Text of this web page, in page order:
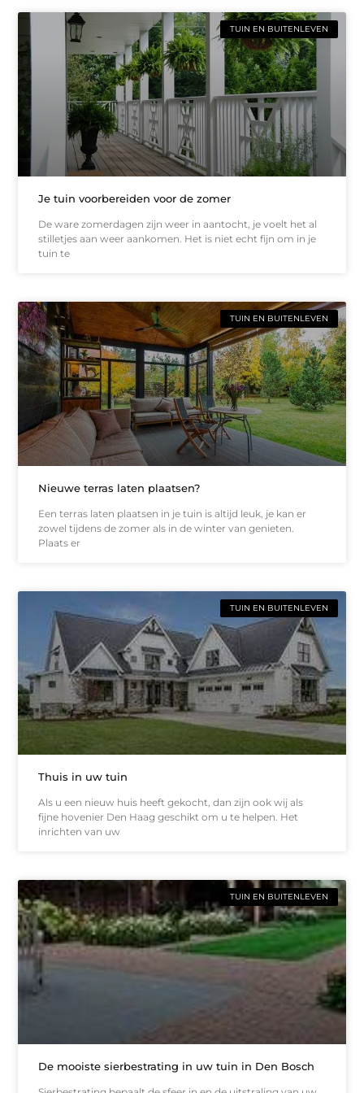
TUIN EN BUITENLEVEN
Je tuin voorbereiden voor de zomer
De ware zomerdagen zijn weer in aantocht, je voelt het al
stilletjes aan weer aankomen. Het is niet echt fijn om in je
tuin te
TUIN EN BUITENLEVEN
Nieuwe terras laten plaatsen?
Een terras laten plaatsen in je tuin is altijd leuk, je kan er
zowel tijdens de zomer als in de winter van genieten.
Plaats er
TUIN EN BUITENLEVEN
Thuis in uw tuin
Als u een nieuw huis heeft gekocht, dan zijn ook wij als
fijne hovenier Den Haag geschikt om u te helpen. Het
inrichten van uw
TUIN EN BUITENLEVEN
De mooiste sierbestrating in uw tuin in Den Bosch